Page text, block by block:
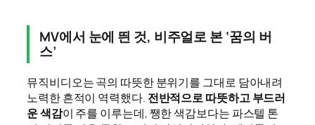
MV에서 눈에 띈 것, 비주얼로 본 ‘꿈의 버
스’
뮤직비디오는 곡의 따뜻한 분위기를 그대로 담아내려
노력한 흔적이 역력했다. 전반적으로 따뜻하고 부드러
운 색감이 주를 이루는데, 쨍한 색감보다는 파스텔 톤